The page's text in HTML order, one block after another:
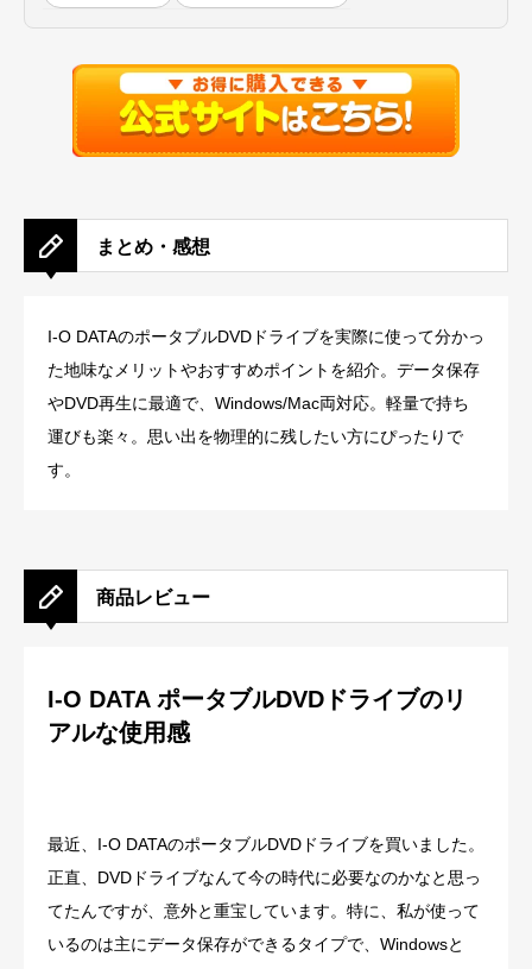
まとめ・感想
I-O DATAのポータブルDVDドライブを実際に使って分かっ
た地味なメリットやおすすめポイントを紹介。データ保存
やDVD再生に最適で、Windows/Mac両対応。軽量で持ち
運びも楽々。思い出を物理的に残したい方にぴったりで
す。
商品レビュー
I-O DATA ポータブルDVDドライブのリ
アルな使用感
最近、I-O DATAのポータブルDVDドライブを買いました。
正直、DVDドライブなんて今の時代に必要なのかなと思っ
てたんですが、意外と重宝しています。特に、私が使って
いるのは主にデータ保存ができるタイプで、Windowsと